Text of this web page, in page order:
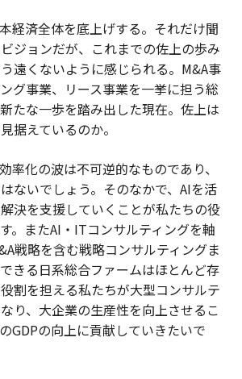
経済全体を底上げする。それだけ聞
ジョンだが、これまでの佐上の歩み
遠くないように感じられる。M&A事
グ事業、リース事業を一挙に担う総
たな一歩を踏み出した現在。佐上は
据えているのか。
率化の波は不可逆的なものであり、
ないでしょう。そのなかで、AIを活
決を支援していくことが私たちの役
。またAI・ITコンサルティングを軸
戦略を含む戦略コンサルティングま
きる日系総合ファームはほとんど存
割を担える私たちが大型コンサルテ
り、大企業の生産性を向上させるこ
GDPの向上に貢献していきたいで